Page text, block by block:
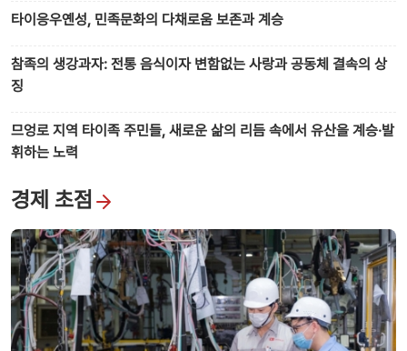
타이응우옌성, 민족문화의 다채로움 보존과 계승
참족의 생강과자: 전통 음식이자 변함없는 사랑과 공동체 결속의 상
징
므엉로 지역 타이족 주민들, 새로운 삶의 리듬 속에서 유산을 계승·발
휘하는 노력
경제 초점